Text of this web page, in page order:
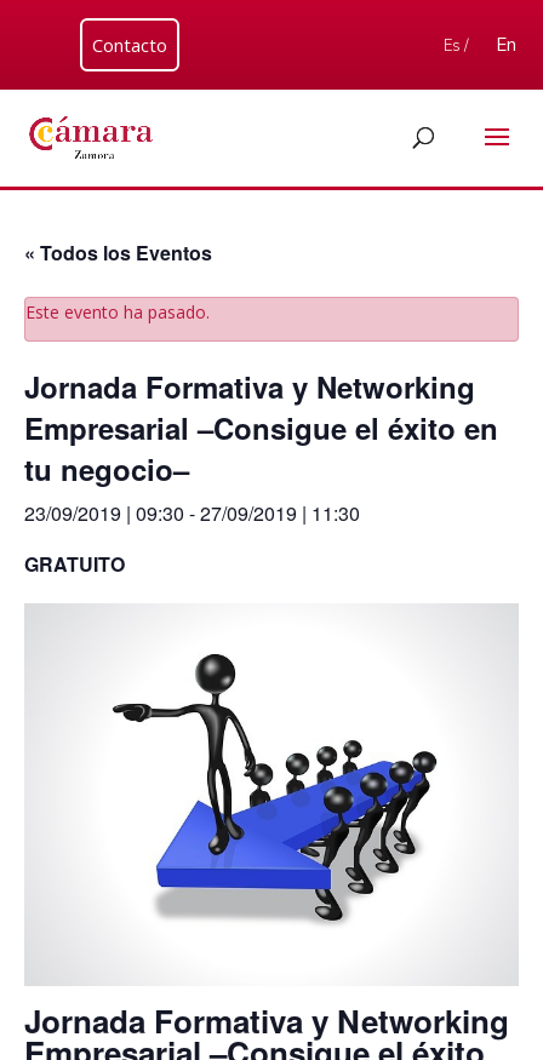
Contacto Es / En
« Todos los Eventos
Este evento ha pasado.
Jornada Formativa y Networking
Empresarial –Consigue el éxito en
tu negocio–
23/09/2019 | 09:30 -27/09/2019 | 11:30
GRATUITO
Jornada Formativa y Networking